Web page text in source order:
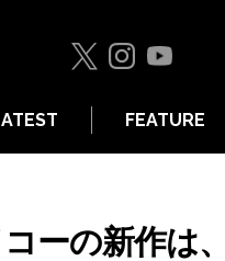
FEATURE
ーの新作は